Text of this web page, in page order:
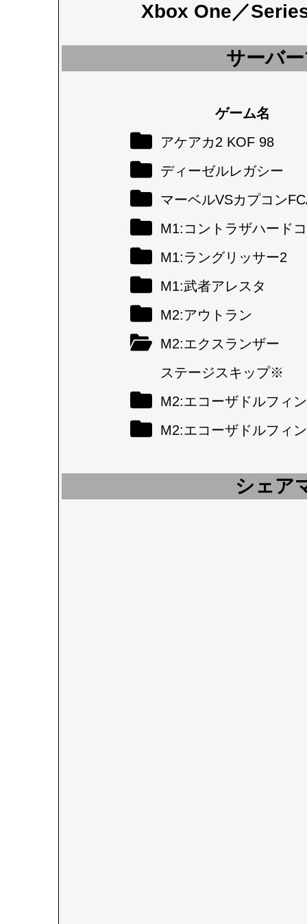
Xbox One／
サーバ
ゲーム名
アケアカ2 KOF 98
ディーゼルレガシー
マーベルVSカプコン
M1:コントラザハード
M1:ラングリッサー2
M1:武者アレスタ
M2:アウトラン
M2:エクスランザー
ステージスキップ※
M2:エコーザドルフィン
M2:エコーザドルフィ
シェア